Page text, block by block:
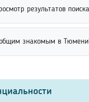
однокурсников по
результатов
обычно доступен
знакомым в
результаты